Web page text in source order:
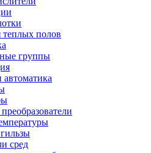
полов
группы
сред